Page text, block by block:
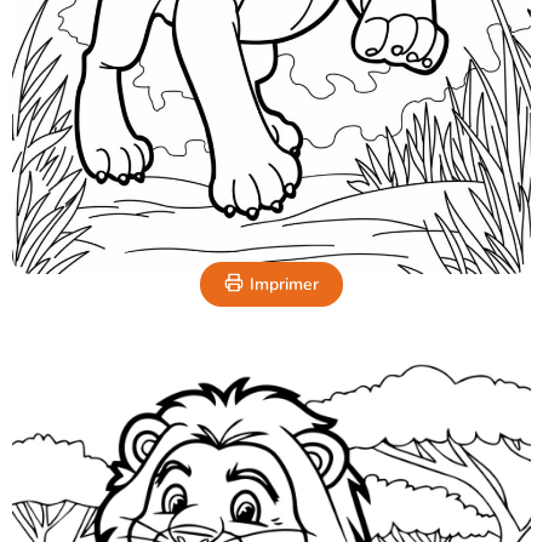
Imprimer